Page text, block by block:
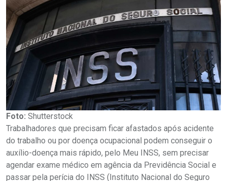
Foto: Shutterstock
Trabalhadores que precisam ficar afastados após acidente
do trabalho ou por doença ocupacional podem conseguir o
auxílio-doença mais rápido, pelo Meu INSS, sem precisar
agendar exame médico em agência da Previdência Social e
passar pela perícia do INSS (Instituto Nacional do Seguro